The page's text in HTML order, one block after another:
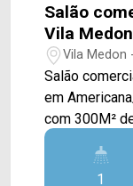
Salão
Vila
Vila Medon
Salão
em Americana/SP. Este imóvel de
com 300M²
oferecendo
vagas
1